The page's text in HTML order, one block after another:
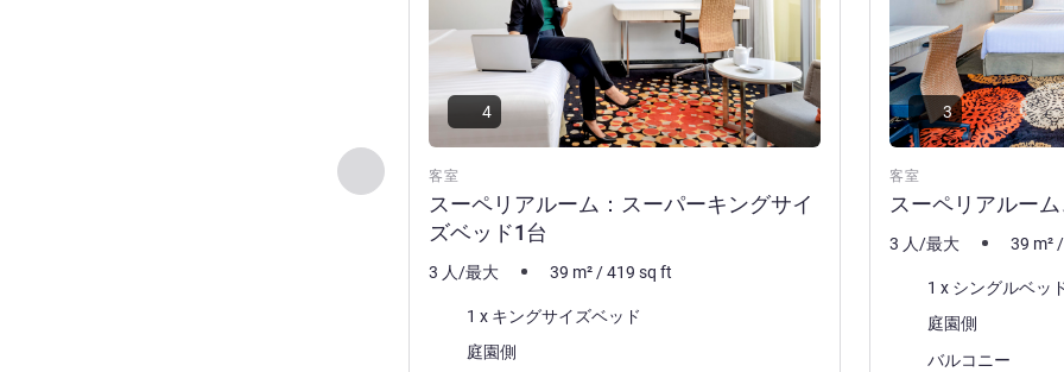
前に戻る - 客室
客室
スーペリアルーム：スーパーキングサイ
ズベッド1台
4
3 人/最大 39 m² /419 sq ft
1 x キングサイズベッド
ビュー:庭園側
客室
スーペリアルー
3
3 人/最大 39 m² /
1 x シングルベッ
ビュー:庭園側
ほとんどの宿泊施設:
バルコニー